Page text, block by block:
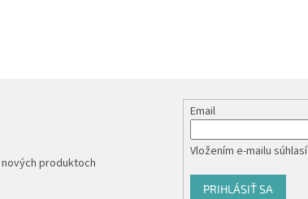
produktoch
Email
Vložením e-mailu
PRIHLÁSIŤ SA